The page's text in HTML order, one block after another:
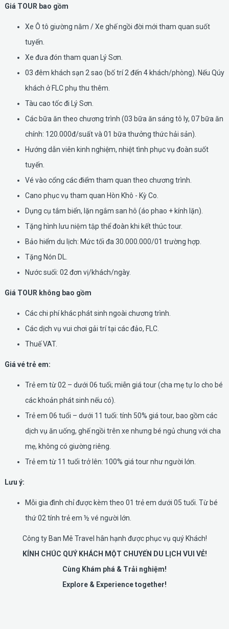
Giá TOUR bao gồm
Xe Ô tô giường nằm / Xe ghế ngồi đời mới tham quan suốt
tuyến.
Xe đưa đón tham quan Lý Sơn.
03 đêm khách sạn 2 sao (bố trí 2 đến 4 khách/phòng). Nếu Qúy
khách ở FLC phụ thu thêm.
Tàu cao tốc đi Lý Sơn.
Các bữa ăn theo chương trình (03 bữa ăn sáng tô ly, 07 bữa ăn
chính: 120.000đ/suất và 01 bữa thưởng thức hải sản).
Hướng dẫn viên kinh nghiệm, nhiệt tình phục vụ đoàn suốt
tuyến.
Vé vào cổng các điểm tham quan theo chương trình.
Cano phục vụ tham quan Hòn Khô - Kỳ Co.
Dụng cụ tắm biển, lặn ngắm san hô (áo phao + kính lặn).
Tặng hình lưu niệm tập thể đoàn khi kết thúc tour.
Bảo hiểm du lịch: Mức tối đa 30.000.000/01 trường hợp.
Tặng Nón DL.
Nước suối: 02 đơn vị/khách/ngày.
Giá TOUR không bao gồm
Các chi phí khác phát sinh ngoài chương trình.
Các dịch vụ vui chơi gải trí tại các đảo, FLC.
Thuế VAT.
Giá vé trẻ em:
Trẻ em từ 02 – dưới 06 tuổi; miễn giá tour (cha mẹ tự lo cho bé
các khoản phát sinh nếu có).
Trẻ em 06 tuổi – dưới 11 tuổi: tính 50% giá tour, bao gồm các
dịch vụ ăn uống, ghế ngồi trên xe nhưng bé ngủ chung với cha
mẹ, không có giường riêng.
Trẻ em từ 11 tuổi trở lên: 100% giá tour như người lớn.
Lưu ý:
Mỗi gia đình chỉ được kèm theo 01 trẻ em dưới 05 tuổi. Từ bé
thứ 02 tính trẻ em ½ vé người lớn.
Công ty Ban Mê Travel hân hạnh được phục vụ quý Khách!
KÍNH CHÚC QUÝ KHÁCH MỘT CHUYẾN DU LỊCH VUI VẺ!
Cùng Khám phá & Trải nghiệm!
Explore & Experience together!